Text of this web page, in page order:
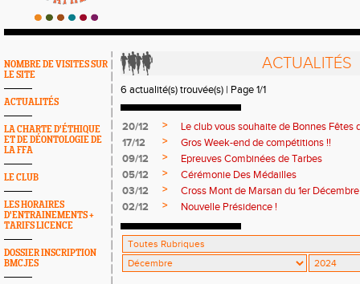
NOMBRE DE VISITES SUR
LE SITE
ACTUALITÉS
LA CHARTE D'ÉTHIQUE
ET DE DÉONTOLOGIE DE
LA FFA
LE CLUB
LES HORAIRES
D'ENTRAINEMENTS +
TARIFS LICENCE
DOSSIER INSCRIPTION
BMCJES
ACTUALITÉS
6 actualité(s) trouvée(s) | Page 1/1
20/12 >
Le club vous souhaite de Bonnes Fêtes
17/12
>
Gros Week-end de compétitions !!
09/12
>
Epreuves Combinées de Tarbes
05/12
>
Cérémonie Des Médailles
03/12
>
Cross Mont de Marsan du 1er
02/12
> Nouvelle Présidence !